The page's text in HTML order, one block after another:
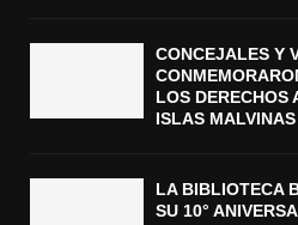
CONCEJALES Y
LOS DERECHOS
ISLAS MALVINAS
LA BIBLIOTECA
SU 10°